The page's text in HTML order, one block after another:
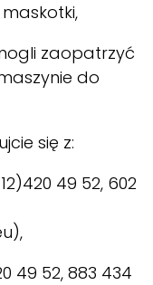
zaopatrzyć
do
się z:
49 52, 602
49 52, 883 434